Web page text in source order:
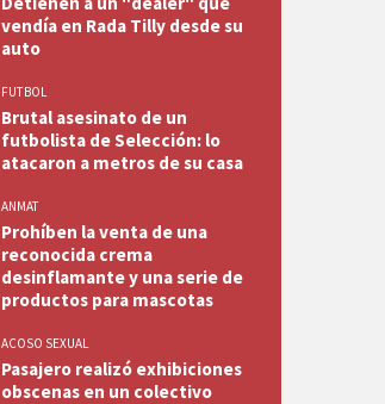
vendía en Rada Tilly desde su
auto
FUTBOL
Brutal asesinato de un
futbolista de Selección: lo
atacaron a metros de su casa
ANMAT
Prohíben la venta de una
reconocida crema
desinflamante y una serie de
productos para mascotas
ACOSO SEXUAL
Pasajero realizó exhibiciones
obscenas en un colectivo